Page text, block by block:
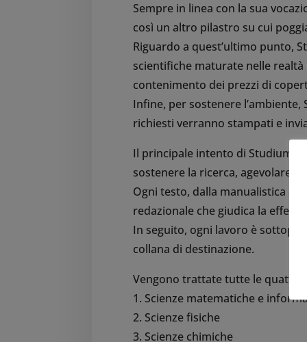
Sempre in linea con la sua
così un altro pilastro su cui
Riguardo a quest’ultimo punto,
scientifiche maturate nelle
contenimento dei prezzi di
Infine, per sostenere
richiesti verranno stampati e
Il principale intento di Studium
sostenere la ricerca, agevolare
Ogni testo, dalla manualistica
redazionale che giudica la
In seguito, ogni lavoro è
collana di destinazione.
Vengono trattate tutte le
1. Scienze matematiche e
2. Scienze fisiche
3. Scienze chimiche